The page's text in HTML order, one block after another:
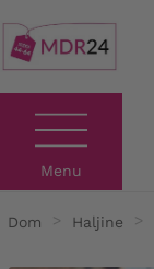
Menu
Dom Haljine